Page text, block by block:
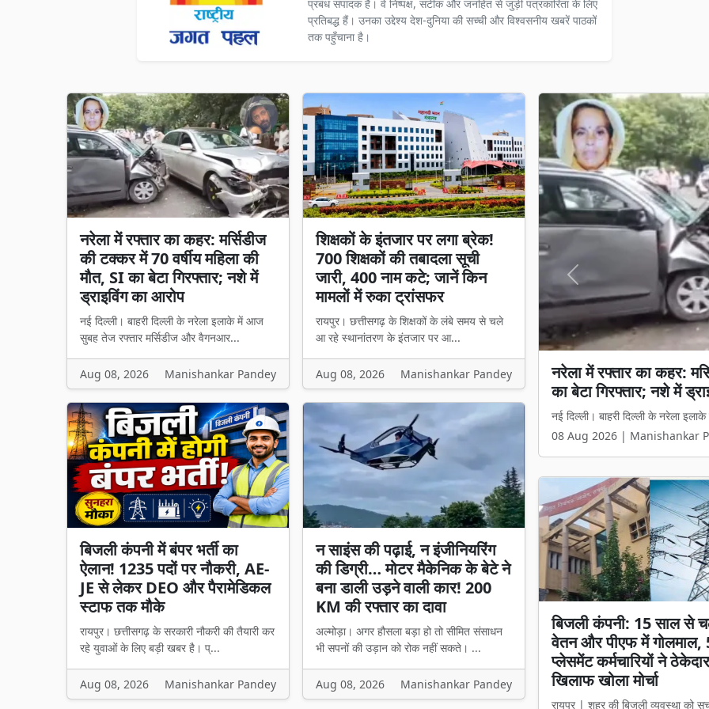
प्रबंध संपादक हैं। वे निष्पक्ष, सटीक और जनहित से जुड़ी पत्रकारिता के लिए
प्रतिबद्ध हैं। उनका उद्देश्य देश-दुनिया की सच्ची और विश्वसनीय खबरें पाठकों
तक पहुँचाना है।
नरेला में रफ्तार का कहर: मर्सिडीज
की टक्कर में 70 वर्षीय महिला की
मौत, SI का बेटा गिरफ्तार; नशे में
ड्राइविंग का आरोप
नई दिल्ली। बाहरी दिल्ली के नरेला इलाके में आज
सुबह तेज रफ्तार मर्सिडीज और वैगनआर...
Aug 08, 2026 Manishankar Pandey
शिक्षकों के इंतजार पर लगा ब्रेक!
700 शिक्षकों की तबादला सूची
जारी, 400 नाम कटे; जानें किन
मामलों में रुका ट्रांसफर
रायपुर। छत्तीसगढ़ के शिक्षकों के लंबे समय से चले
आ रहे स्थानांतरण के इंतजार पर आ...
Aug 08, 2026 Manishankar Pandey
बिजली कंपनी में बंपर भर्ती का
ऐलान! 1235 पदों पर नौकरी, AE-
JE से लेकर DEO और पैरामेडिकल
स्टाफ तक मौके
रायपुर। छत्तीसगढ़ के सरकारी नौकरी की तैयारी कर
रहे युवाओं के लिए बड़ी खबर है। प्...
Aug 08, 2026 Manishankar Pandey
न साइंस की पढ़ाई, न इंजीनियरिंग
की डिग्री… मोटर मैकेनिक के बेटे ने
बना डाली उड़ने वाली कार! 200
KM की रफ्तार का दावा
अल्मोड़ा। अगर हौसला बड़ा हो तो सीमित संसाधन
भी सपनों की उड़ान को रोक नहीं सकते। ...
Aug 08, 2026 Manishankar Pandey
शिक्षकों के इंतजार पर लगा
नाम कटे; जानें किन मामलों
रायपुर। छत्तीसगढ़ के शिक्षकों के लंबे
08 Aug 2026 | Manishankar
Previous
बिजली कंपनी: 15 साल से
वेतन और पीएफ में गोलमाल,
प्लेसमेंट कर्मचारियों ने
खिलाफ खोला मोर्चा
रायपुर | शहर की बिजली व्यवस्था को